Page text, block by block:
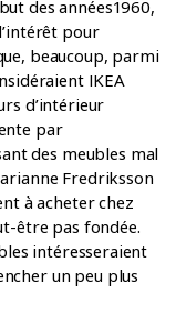
des années 1960,
pour
beaucoup, parmi
IKEA
d’intérieur
par
des meubles mal
Fredriksson
à acheter chez
être pas fondée.
intéresseraient
un peu plus